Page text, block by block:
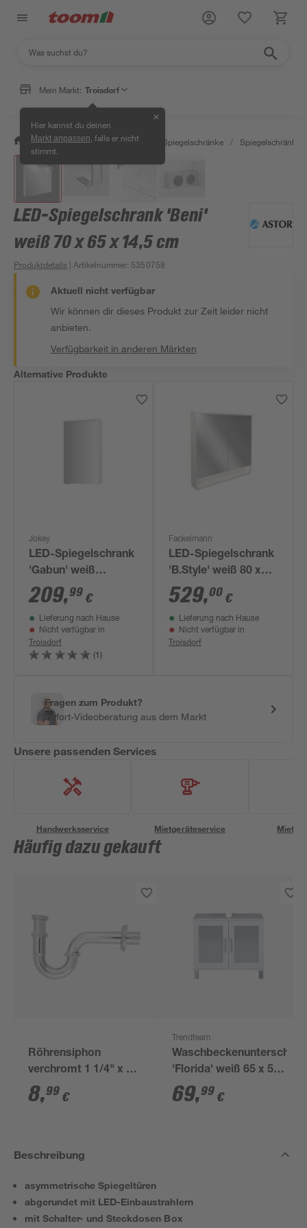
Mein Markt: Troisdorf
Hier kannst du deinen
Markt anpassen , falls er nicht
stimmt.
✕
/ Bad & Sanitär / Badmöbel Spiegelschränke / Spiegelschränke
LED-Spiegelschrank 'Beni'
weiß 70 x 65 x 14,5 cm
Produktdetails | Artikelnummer: 5350758
Aktuell nicht verfügbar
Wir können dir dieses Produkt zur Zeit leider nicht
anbieten.
Verfügbarkeit in anderen Märkten
Alternative Produkte
Jokey
LED-Spiegelschrank
'Gabun' weiß
Hochglanz 40 x 66,9
x 14,6 cm
209,99 €
Lieferung nach Hause
Nicht verfügbar in
Troisdorf
(1)
Fackelmann
LED-Spiegelschrank
'B.Style' weiß 80 x
81,2 x 15,3 cm
529,00 €
Lieferung nach Hause
Nicht verfügbar in
Troisdorf
Fragen zum Produkt?
Sofort-Videoberatung aus dem Markt
Unsere passenden Services
Handwerksservice Mietgeräteservice
Häufig dazu gekauft
Röhrensiphon
verchromt 1 1/4" x 32
mm
8,99 €
Trendteam
'Florida' weiß 65 x 56
x 33 cm
69,99 €
Beschreibung
asymmetrische Spiegeltüren
abgerundet mit LED-Einbaustrahlern
mit Schalter- und Steckdosen Box